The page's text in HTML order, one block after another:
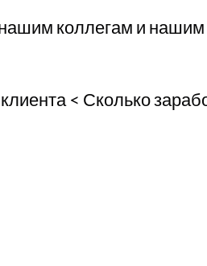
коллегам и нашим
< Сколько